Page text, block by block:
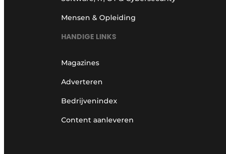
Mensen & Opleiding
HANDIGE LINKS
Magazines
Adverteren
Bedrijvenindex
Content aanleveren